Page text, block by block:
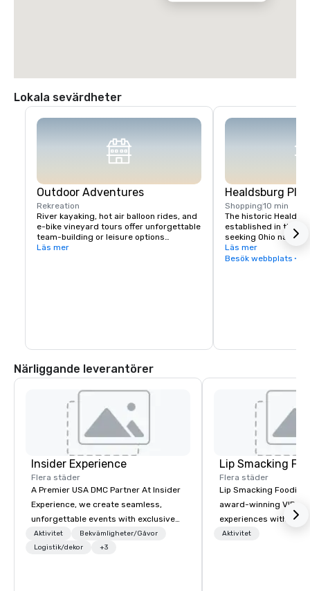
Lokala sevärdheter
Outdoor Adventures
Rekreation
River kayaking, hot air balloon rides, and
e-bike vineyard tours offer unforgettable
team-building or leisure options
Läs mer
Healdsburg
Shopping10 min
The historic
established in the
seeking Ohio native
vital touchpoint for
immense
Läs mer
Besök webbplats
Närliggande leverantörer
Insider Experience
Flera städer
A Premier USA DMC Partner At Insider
Experience, we create seamless,
unforgettable events with exclusive
access to premium venues, world-
class entertainment, and VIP sporting
Aktivitet
Bekvämligheter/Gåvor
Logistik/dekor
+3
Lip Smacking
Flera städer
Lip Smacking Foodie
award-winning VIP
experiences with
restaurants
Aktivitet